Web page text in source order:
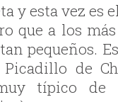
y esta vez es
que a los
pequeños.
de
típico de